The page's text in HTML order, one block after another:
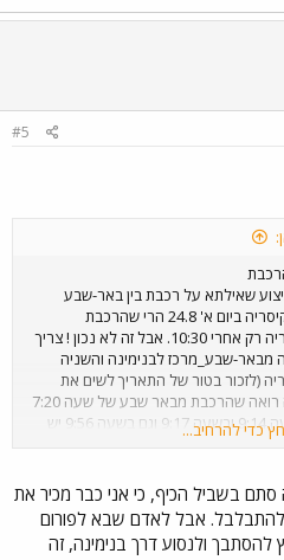
#5
שאילתא על רכבת בין באר-שבע
(מרכז) לתחנת פרדס-חנה_קיסריה ביום א' 24.8 הרי שהרכבת
הראשונה מגיעה לפ"ח-קיסריה רק אחרי 10:30. אבל זה לא נכון ! צריך
מבאר-שבע_מרכז לבנימינה והשניה
(לזכור בטור של התאריך לשים את
התאריך של יום א'). ואז אתה רואה שהרכבת מבאר שבע של שעה 7:20
בבוקר מגיעה לבנימינה בשעה 9:14 ובשעה 9:17 וגם בשעה 9:56 יש
שירות, אם יש, מבנימינה
נוטות לא לעמוד בלוח הזמנים שלהן.
אם אתה בטוח רוצה להגיע בזמן תוכל לתפוס את הרכבת של 6:40
לבנימינה ושם להחליף רכבת לכוון
פרדס-חנה. שים לב, הרכבות מבנימינה לפ"ח יוצאות (ב-99%
כדי להרחיב...
סתם בשביל הכיף, כי אני כבר מכיר את
להתבלבל. אבל לאדם שבא לפורום
ולנסוע דרך בנימינה, זה